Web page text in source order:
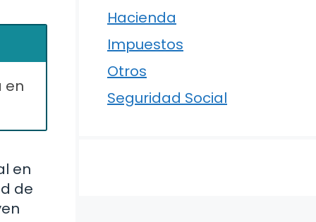
en
en
de
Hacienda
Impuestos
Otros
Seguridad Social